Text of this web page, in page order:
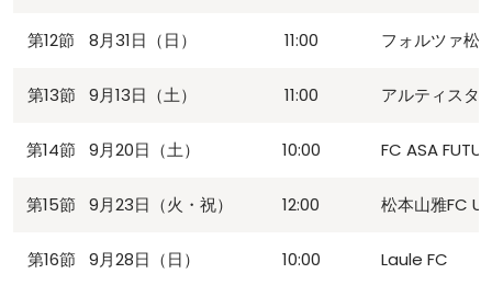
第12節 8月31日（日） 11:00 フォルツァ松
第13節 9月13日（土） 11:00 アルティスタ
第14節 9月20日（土） 10:00 FC ASA
第15節 9月23日（火・祝） 12:00 松本山雅FC
第16節 9月28日（日） 10:00 Laule FC